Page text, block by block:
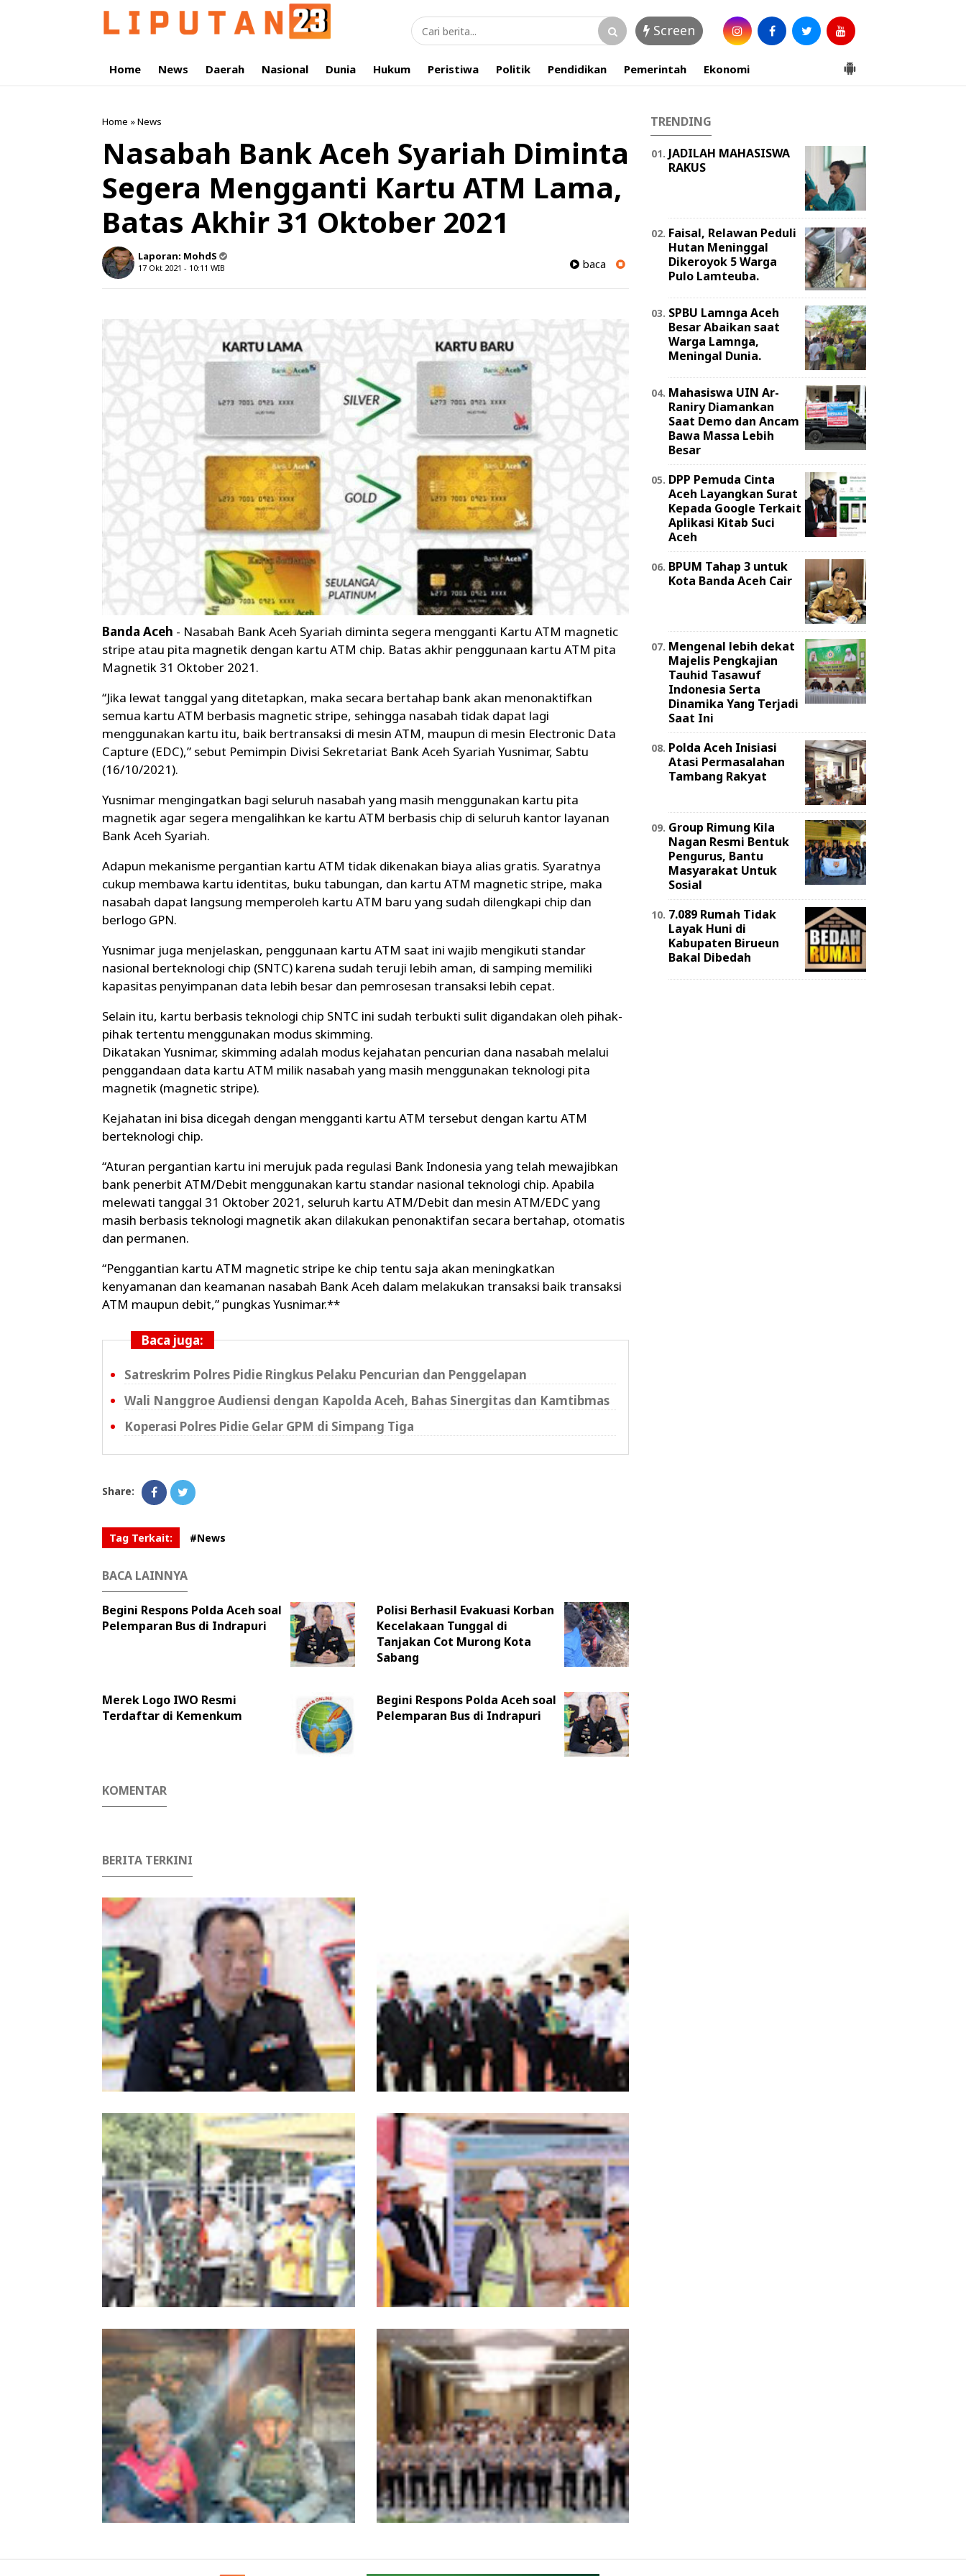
Screen
Home News Daerah Nasional Dunia Hukum Peristiwa Politik Pendidikan Pemerintah Ekonomi
Home »News
Nasabah Bank Aceh Syariah Diminta
Segera Mengganti Kartu ATM Lama,
Batas Akhir 31 Oktober 2021
Laporan: MohdS
17 Okt 2021 - 10:11 WIB baca
Banda Aceh - Nasabah Bank Aceh Syariah diminta segera mengganti Kartu ATM magnetic
stripe atau pita magnetik dengan kartu ATM chip. Batas akhir penggunaan kartu ATM pita
Magnetik 31 Oktober 2021.
“Jika lewat tanggal yang ditetapkan, maka secara bertahap bank akan menonaktifkan
semua kartu ATM berbasis magnetic stripe, sehingga nasabah tidak dapat lagi
menggunakan kartu itu, baik bertransaksi di mesin ATM, maupun di mesin Electronic Data
Capture (EDC),” sebut Pemimpin Divisi Sekretariat Bank Aceh Syariah Yusnimar, Sabtu
(16/10/2021).
Yusnimar mengingatkan bagi seluruh nasabah yang masih menggunakan kartu pita
magnetik agar segera mengalihkan ke kartu ATM berbasis chip di seluruh kantor layanan
Bank Aceh Syariah.
Adapun mekanisme pergantian kartu ATM tidak dikenakan biaya alias gratis. Syaratnya
cukup membawa kartu identitas, buku tabungan, dan kartu ATM magnetic stripe, maka
nasabah dapat langsung memperoleh kartu ATM baru yang sudah dilengkapi chip dan
berlogo GPN.
Yusnimar juga menjelaskan, penggunaan kartu ATM saat ini wajib mengikuti standar
nasional berteknologi chip (SNTC) karena sudah teruji lebih aman, di samping memiliki
kapasitas penyimpanan data lebih besar dan pemrosesan transaksi lebih cepat.
Selain itu, kartu berbasis teknologi chip SNTC ini sudah terbukti sulit digandakan oleh pihak-
pihak tertentu menggunakan modus skimming.
Dikatakan Yusnimar, skimming adalah modus kejahatan pencurian dana nasabah melalui
penggandaan data kartu ATM milik nasabah yang masih menggunakan teknologi pita
magnetik (magnetic stripe).
Kejahatan ini bisa dicegah dengan mengganti kartu ATM tersebut dengan kartu ATM
berteknologi chip.
“Aturan pergantian kartu ini merujuk pada regulasi Bank Indonesia yang telah mewajibkan
bank penerbit ATM/Debit menggunakan kartu standar nasional teknologi chip. Apabila
melewati tanggal 31 Oktober 2021, seluruh kartu ATM/Debit dan mesin ATM/EDC yang
masih berbasis teknologi magnetik akan dilakukan penonaktifan secara bertahap, otomatis
dan permanen.
“Penggantian kartu ATM magnetic stripe ke chip tentu saja akan meningkatkan
kenyamanan dan keamanan nasabah Bank Aceh dalam melakukan transaksi baik transaksi
ATM maupun debit,” pungkas Yusnimar.**
Baca juga:
Satreskrim Polres Pidie Ringkus Pelaku Pencurian dan Penggelapan
Wali Nanggroe Audiensi dengan Kapolda Aceh, Bahas Sinergitas dan Kamtibmas
Koperasi Polres Pidie Gelar GPM di Simpang Tiga
Share:
Tag Terkait: #News
BACA LAINNYA
Begini Respons Polda Aceh soal
Pelemparan Bus di Indrapuri
Polisi Berhasil Evakuasi Korban
Kecelakaan Tunggal di
Tanjakan Cot Murong Kota
Sabang
Merek Logo IWO Resmi
Terdaftar di Kemenkum
Begini Respons Polda Aceh soal
Pelemparan Bus di Indrapuri
KOMENTAR
BERITA TERKINI
Kombes Andi Kirana Diperiksa Mabes
Polri, Kapolda Tunjuk Kabid TIK sebagai
Pelaksana Tugas Kapolresta Banda Aceh
HUT ke-53 Bank Aceh: Momentum
Memperkuat Amanah, Menumbuhkan
Keberkahan Bagi Aceh
Kapolda Aceh Bersama Forkopimda
Sambut Kunjungan Kerja Wakil Presiden
RI di Kabupaten Bireuen
Wagub Aceh dampingi Wapres Gibran
Kunjungi Aceh, Pastikan Pemulihan
Pascabencana Hidrometeorologi
TRENDING
JADILAH MAHASISWA
RAKUS
Faisal, Relawan Peduli
Hutan Meninggal
Dikeroyok 5 Warga
Pulo Lamteuba.
SPBU Lamnga Aceh
Besar Abaikan saat
Warga Lamnga,
Meningal Dunia.
Mahasiswa UIN Ar-
Raniry Diamankan
Saat Demo dan Ancam
Bawa Massa Lebih
Besar
DPP Pemuda Cinta
Aceh Layangkan Surat
Kepada Google Terkait
Aplikasi Kitab Suci
Aceh
BPUM Tahap 3 untuk
Kota Banda Aceh Cair
Mengenal lebih dekat
Majelis Pengkajian
Tauhid Tasawuf
Indonesia Serta
Dinamika Yang Terjadi
Saat Ini
Polda Aceh Inisiasi
Atasi Permasalahan
Tambang Rakyat
Group Rimung Kila
Nagan Resmi Bentuk
Pengurus, Bantu
Masyarakat Untuk
Sosial
7.089 Rumah Tidak
Layak Huni di
Kabupaten Birueun
Bakal Dibedah